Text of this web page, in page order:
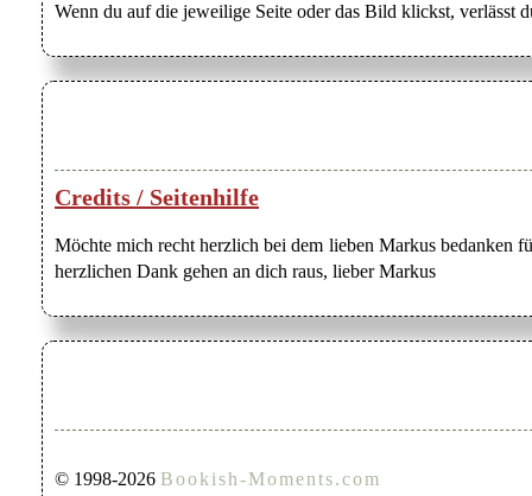
Wenn du auf die jeweilige Seite oder das Bild klickst, verlässt
Credits / Seitenhilfe
Möchte mich recht herzlich bei dem lieben Markus bedanken
herzlichen Dank gehen an dich raus, lieber Markus
© 1998-2026 Bookish-Moments.com